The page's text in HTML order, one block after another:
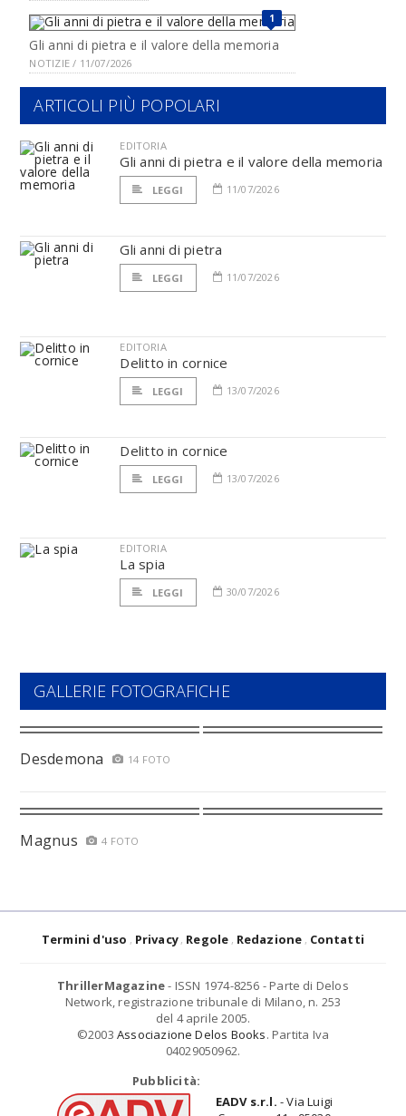
1
Gli anni di pietra e il valore della memoria
NOTIZIE / 11/07/2026
ARTICOLI PIÙ POPOLARI
EDITORIA
Gli anni di pietra e il valore della memoria
LEGGI 11/07/2026
Gli anni di pietra
LEGGI 11/07/2026
EDITORIA
Delitto in cornice
LEGGI 13/07/2026
Delitto in cornice
LEGGI 13/07/2026
EDITORIA
La spia
LEGGI 30/07/2026
GALLERIE FOTOGRAFICHE
Desdemona 14 FOTO
Magnus 4 FOTO
Termini d'uso Privacy Regole Redazione Contatti
ThrillerMagazine- ISSN 1974-8256 - Parte di Delos
Network, registrazione tribunale di Milano, n. 253
del 4 aprile 2005.
©2003 Associazione Delos Books. Partita Iva
04029050962.
Pubblicità:
EADV s.r.l. - Via Luigi